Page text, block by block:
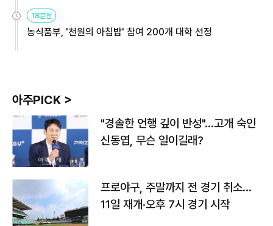
원
18분전
농식품부, '천원의 아침밥' 참여 200개 대학 선정
아주PICK >
"경솔한 언행 깊이 반성"…고개 숙인
신동엽, 무슨 일이길래?
프로야구, 주말까지 전 경기 취소…
11일 재개·오후 7시 경기 시작